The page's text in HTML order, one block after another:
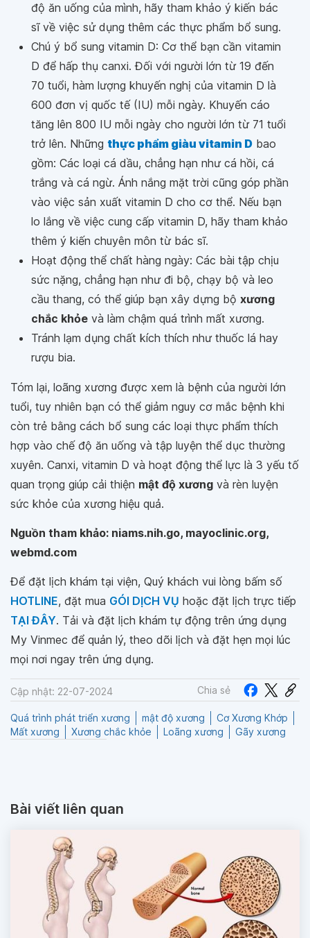
độ ăn uống của mình, hãy tham khảo ý kiến bác
sĩ về việc sử dụng thêm các thực phẩm bổ sung.
Chú ý bổ sung vitamin D: Cơ thể bạn cần vitamin
D để hấp thụ canxi. Đối với người lớn từ 19 đến
70 tuổi, hàm lượng khuyến nghị của vitamin D là
600 đơn vị quốc tế (IU) mỗi ngày. Khuyến cáo
tăng lên 800 IU mỗi ngày cho người lớn từ 71 tuổi
trở lên. Những thực phẩm giàu vitamin D bao
gồm: Các loại cá dầu, chẳng hạn như cá hồi, cá
trắng và cá ngừ. Ánh nắng mặt trời cũng góp phần
vào việc sản xuất vitamin D cho cơ thể. Nếu bạn
lo lắng về việc cung cấp vitamin D, hãy tham khảo
thêm ý kiến chuyên môn từ bác sĩ.
Hoạt động thể chất hàng ngày: Các bài tập chịu
sức nặng, chẳng hạn như đi bộ, chạy bộ và leo
cầu thang, có thể giúp bạn xây dựng bộ xương
chắc khỏe và làm chậm quá trình mất xương.
Tránh lạm dụng chất kích thích như thuốc lá hay
rượu bia.
Tóm lại, loãng xương được xem là bệnh của người lớn
tuổi, tuy nhiên bạn có thể giảm nguy cơ mắc bệnh khi
còn trẻ bằng cách bổ sung các loại thực phẩm thích
hợp vào chế độ ăn uống và tập luyện thể dục thường
xuyên. Canxi, vitamin D và hoạt động thể lực là 3 yếu tố
quan trọng giúp cải thiện mật độ xương và rèn luyện
sức khỏe của xương hiệu quả.
Nguồn tham khảo: niams.nih.go, mayoclinic.org,
webmd.com
Để đặt lịch khám tại viện, Quý khách vui lòng bấm số
HOTLINE, đặt mua GÓI DỊCH VỤ hoặc đặt lịch trực tiếp
TẠI ĐÂY. Tải và đặt lịch khám tự động trên ứng dụng
My Vinmec để quản lý, theo dõi lịch và đặt hẹn mọi lúc
mọi nơi ngay trên ứng dụng.
Cập nhật: 22-07-2024 Chia sẻ
Quá trình phát triển xương mật độ xương
Cơ Xương Khớp
Mất xương
Xương chắc khỏe Loãng xương Gãy xương
Bài viết liên quan